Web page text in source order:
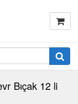
Bıçak 12 li